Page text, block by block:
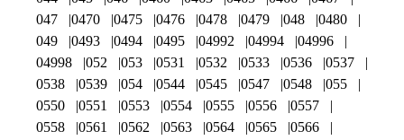
047
0470 0475 0476 0478 0479 048
0480
049
0493 0494 0495 04992 04994
04996
04998
052 053 0531 0532 0533 0536
0537
0538
0539 054 0544 0545 0547 0548
055
0550
0551 0553 0554 0555 0556
0557
0558
0561 0562 0563 0564 0565
0566